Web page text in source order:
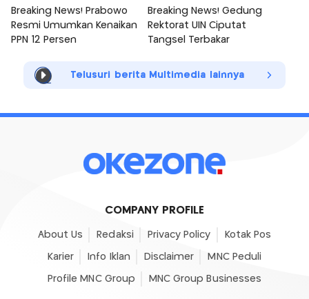
Breaking News! Prabowo
Resmi Umumkan Kenaikan
PPN 12 Persen
Breaking News! Gedung
Rektorat UIN Ciputat
Tangsel Terbakar
Telusuri berita Multimedia lainnya
COMPANY PROFILE
About Us Redaksi Privacy Policy Kotak Pos
Karier Info Iklan Disclaimer MNC Peduli
Profile MNC Group MNC Group Businesses